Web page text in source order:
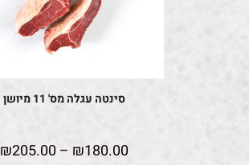
סינטה עגלה מס' 11 מיושן
₪180.00
–
₪205.00